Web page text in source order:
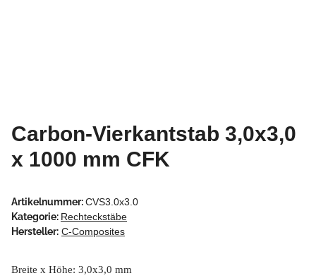
Carbon-Vierkantstab 3,0x3,0
x 1000 mm CFK
Artikelnummer:CVS3.0x3.0
Kategorie: Rechteckstäbe
Hersteller: C-Composites
Breite x Höhe: 3,0x3,0 mm